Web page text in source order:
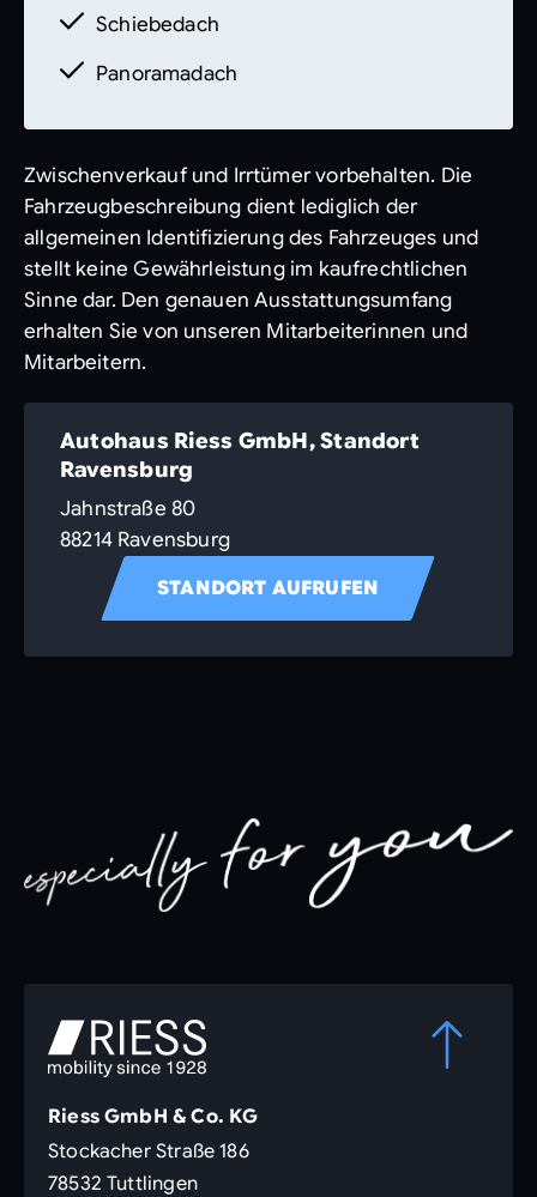
L5C Multifunktions-Sportlenkrad in
Leder Nappa
Zwischenverkauf und Irrtümer
dient lediglich der allgemeinen
Identifizierung des Fahrzeuges und stellt
keine Gewährleistung im kaufrechtlichen
Sinne dar. Den genauen
Ausstattungsumfang erhalten Sie von unser
Schiebedach
Panoramadach
Zwischenverkauf und Irrtümer vorbehalten. Die
Fahrzeugbeschreibung dient lediglich der
allgemeinen Identifizierung des Fahrzeuges und
stellt keine Gewährleistung im kaufrechtlichen
Sinne dar. Den genauen Ausstattungsumfang
erhalten Sie von unseren Mitarbeiterinnen und
Mitarbeitern.
Autohaus Riess GmbH, Standort
Ravensburg
Jahnstraße 80
88214 Ravensburg
STANDORT AUFRUFEN
Riess GmbH & Co. KG
Stockacher Straße 186
78532 Tuttlingen